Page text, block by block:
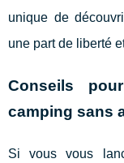
unique de
une part de liberté
Conseils
camping sans
Si vous vous